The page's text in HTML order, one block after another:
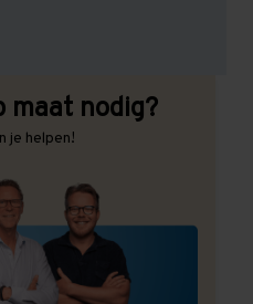
maat nodig?
je helpen!